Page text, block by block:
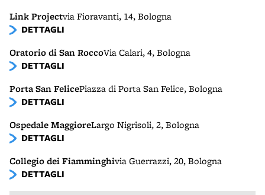
Link Projectvia Fioravanti, 14, Bologna
DETTAGLI
Oratorio di San RoccoVia Calari, 4, Bologna
DETTAGLI
Porta San FelicePiazza di Porta San Felice, Bologna
DETTAGLI
Ospedale MaggioreLargo Nigrisoli, 2, Bologna
DETTAGLI
Collegio dei Fiamminghivia Guerrazzi, 20, Bologna
DETTAGLI